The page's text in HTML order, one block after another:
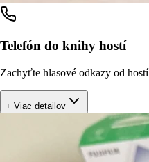
Telefón do knihy hostí
Zachyťte hlasové odkazy od hostí
+ Viac detailov